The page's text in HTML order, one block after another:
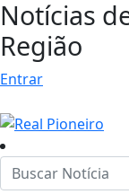
Notícias
Região
Entrar